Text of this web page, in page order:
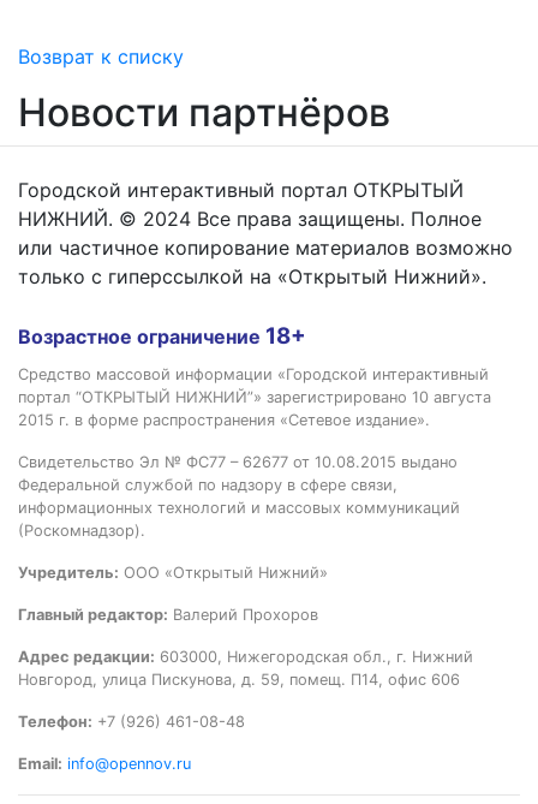
Возврат к списку
Новости партнёров
Городской интерактивный портал ОТКРЫТЫЙ
НИЖНИЙ. © 2024 Все права защищены. Полное
или частичное копирование материалов возможно
только с гиперссылкой на «Открытый Нижний».
Возрастное ограничение 18+
Средство массовой информации «Городской интерактивный
портал “ОТКРЫТЫЙ НИЖНИЙ”» зарегистрировано 10 августа
2015 г. в форме распространения «Сетевое издание».
Свидетельство Эл № ФС77 – 62677 от 10.08.2015 выдано
Федеральной службой по надзору в сфере связи,
информационных технологий и массовых коммуникаций
(Роскомнадзор).
Учредитель: ООО «Открытый Нижний»
Главный редактор: Валерий Прохоров
Адрес редакции: 603000, Нижегородская обл., г. Нижний
Новгород, улица Пискунова, д. 59, помещ. П14, офис 606
Телефон: +7 (926) 461-08-48
Email: info@opennov.ru